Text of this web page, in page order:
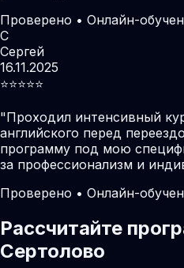
Проверено • Онлайн-
С
Сергей
16.11.2025
⭐️⭐️⭐️⭐️⭐️
"Проходил интенсивный
английского перед
программу под мою
за профессионализм и
Проверено • Онлайн-
Рассчитайте
Сертолово